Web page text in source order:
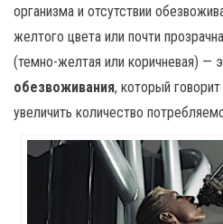
организма и отсутствии
желтого цвета или почти
(темно-желтая или коричневая) —
обезвоживания, который
увеличить количество